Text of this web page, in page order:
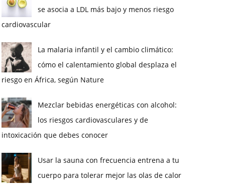
se asocia a LDL más bajo y menos riesgo
cardiovascular
La malaria infantil y el cambio climático:
cómo el calentamiento global desplaza el
riesgo en África, según Nature
Mezclar bebidas energéticas con alcohol:
los riesgos cardiovasculares y de
intoxicación que debes conocer
Usar la sauna con frecuencia entrena a tu
cuerpo para tolerar mejor las olas de calor